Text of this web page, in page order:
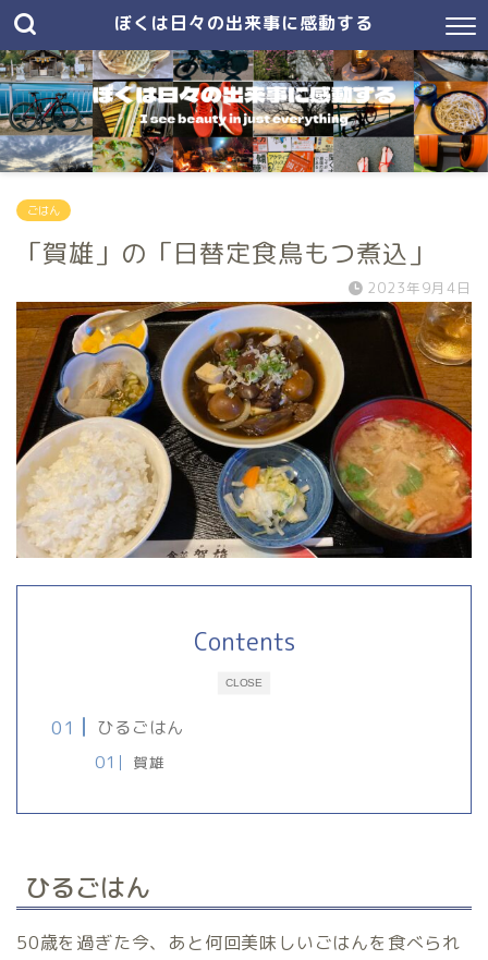
ぼくは日々の出来事に感動する
ごはん
「賀雄」の「日替定食鳥もつ煮込」
2023年9月4日
CLOSE
Contents
ひるごはん
賀雄
ひるごはん
50歳を過ぎた今、あと何回美味しいごはんを食べられ